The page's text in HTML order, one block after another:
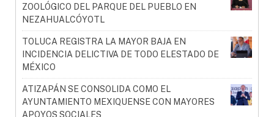
ZOOLÓGICO DEL PARQUE DEL PUEBLO EN
NEZAHUALCÓYOTL
TOLUCA REGISTRA LA MAYOR BAJA EN
INCIDENCIA DELICTIVA DE TODO ELESTADO DE
MÉXICO
ATIZAPÁN SE CONSOLIDA COMO EL
AYUNTAMIENTO MEXIQUENSE CON MAYORES
APOYOS SOCIALES